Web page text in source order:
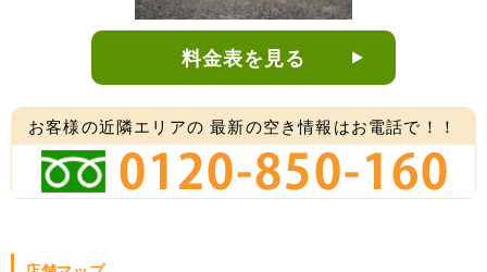
料金表を見る
お客様の近隣エリアの 最新の空き情報はお電話で！！